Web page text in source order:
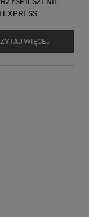
EXPRESS
WIĘCEJ